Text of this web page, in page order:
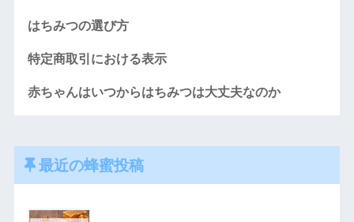
はちみつの選び方
特定商取引における表示
赤ちゃんはいつからはちみつは大丈夫なのか
最近の蜂蜜投稿